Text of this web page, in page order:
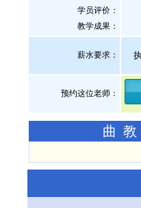
学员评价：
教学成果：
薪水要求：
预约这位老师：
曲